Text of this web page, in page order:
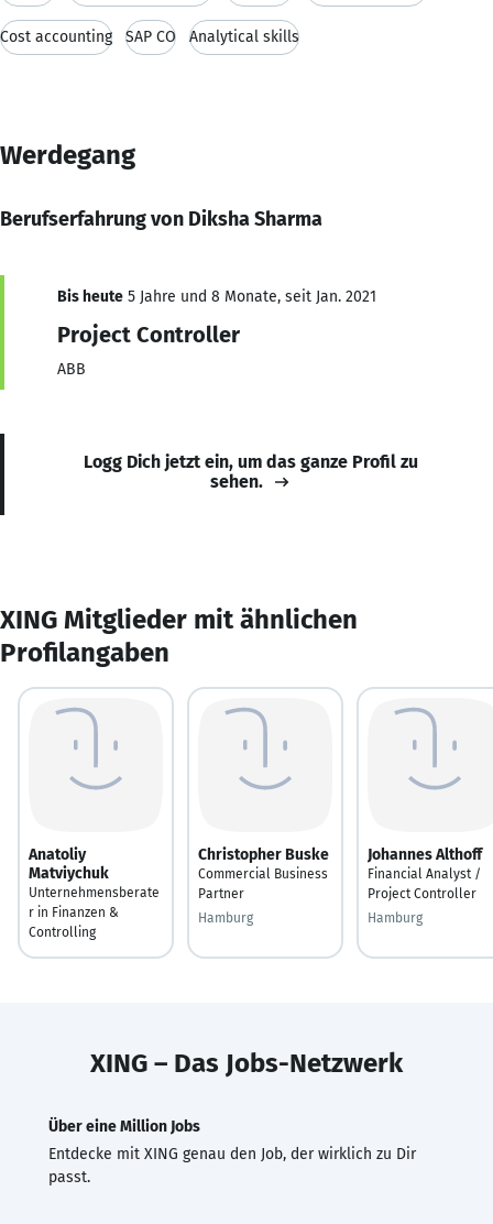
Cost accounting SAP CO Analytical skills
Werdegang
Berufserfahrung von Diksha Sharma
Bis heute 5 Jahre und 8 Monate, seit Jan. 2021
Project Controller
ABB
Logg Dich jetzt ein, um das ganze Profil zu
sehen.
XING Mitglieder mit ähnlichen
Profilangaben
Anatoliy
Matviychuk
Unternehmensberate
r in Finanzen &
Controlling
Christopher Buske
Commercial Business
Partner
Hamburg
Johannes Althoff
Financial Analyst /
Project Controller
Hamburg
XING – Das Jobs-Netzwerk
Über eine Million Jobs
Entdecke mit XING genau den Job, der wirklich zu Dir
passt.